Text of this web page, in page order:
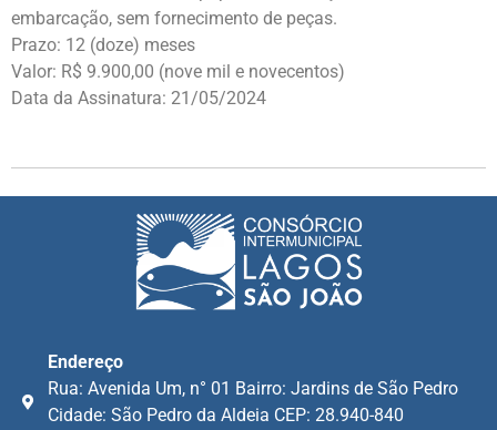
embarcação, sem fornecimento de peças.
Prazo: 12 (doze) meses
Valor: R$ 9.900,00 (nove mil e novecentos)
Data da Assinatura: 21/05/2024
Endereço
Rua: Avenida Um, n° 01 Bairro: Jardins de São Pedro
Cidade: São Pedro da Aldeia CEP: 28.940-840